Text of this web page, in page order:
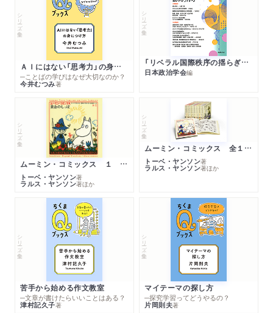
シリーズ・全集
ＡＩにはない「思考力」の身につけ方
─ことばの学びはなぜ大切なのか？
今井むつみ著
シリーズ・全集
「リベラル国際秩序の揺らぎ」再考 年報政治学２０２６‐Ⅰ
日本政治学会編
シリーズ・全集
ムーミン・コミックス １ 黄金のしっぽ
トーベ・ヤンソン著
ラルス・ヤンソン著ほか
シリーズ・全集
ムーミン・コミックス 全１４巻セット
トーベ・ヤンソン著
ラルス・ヤンソン著ほか
シリーズ・全集
苦手から始める作文教室
─文章が書けたらいいことはある？
津村記久子著
シリーズ・全集
マイテーマの探し方
─探究学習ってどうやるの？
片岡則夫著